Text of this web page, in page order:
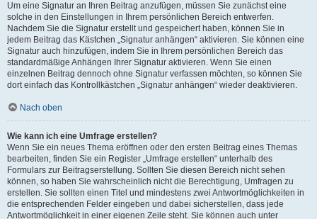
Um eine Signatur an Ihren Beitrag anzufügen, müssen Sie zunächst eine
solche in den Einstellungen in Ihrem persönlichen Bereich entwerfen.
Nachdem Sie die Signatur erstellt und gespeichert haben, können Sie in
jedem Beitrag das Kästchen „Signatur anhängen“ aktivieren. Sie können eine
Signatur auch hinzufügen, indem Sie in Ihrem persönlichen Bereich das
standardmäßige Anhängen Ihrer Signatur aktivieren. Wenn Sie einen
einzelnen Beitrag dennoch ohne Signatur verfassen möchten, so können Sie
dort einfach das Kontrollkästchen „Signatur anhängen“ wieder deaktivieren.
Nach oben
Wie kann ich eine Umfrage erstellen?
Wenn Sie ein neues Thema eröffnen oder den ersten Beitrag eines Themas
bearbeiten, finden Sie ein Register „Umfrage erstellen“ unterhalb des
Formulars zur Beitragserstellung. Sollten Sie diesen Bereich nicht sehen
können, so haben Sie wahrscheinlich nicht die Berechtigung, Umfragen zu
erstellen. Sie sollten einen Titel und mindestens zwei Antwortmöglichkeiten in
die entsprechenden Felder eingeben und dabei sicherstellen, dass jede
Antwortmöglichkeit in einer eigenen Zeile steht. Sie können auch unter